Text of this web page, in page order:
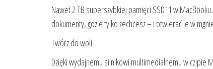
Nawet 2 TB superszybkiej pamięci SSD11 w
dokumenty, gdzie tylko zechcesz – i otwierać je w
Twórz do woli.
Dzięki wydajnemu silnikowi multimedialnemu w czipie